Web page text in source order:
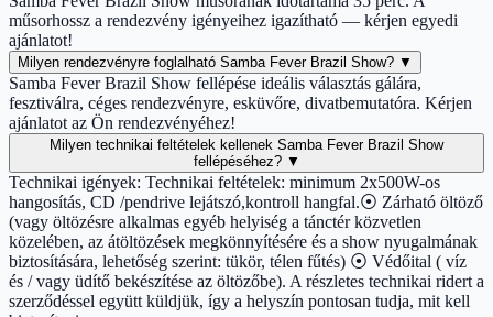
műsorhossz a rendezvény igényeihez igazítható — kérjen egyedi
ajánlatot!
Milyen rendezvényre foglalható Samba Fever Brazil Show? ▼
Samba Fever Brazil Show fellépése ideális választás gálára,
fesztiválra, céges rendezvényre, esküvőre, divatbemutatóra. Kérjen
ajánlatot az Ön rendezvényéhez!
Milyen technikai feltételek kellenek Samba Fever Brazil Show
fellépéséhez? ▼
Technikai igények: Technikai feltételek: minimum 2x500W-os
hangosítás, CD /pendrive lejátszó,kontroll hangfal.⦿ Zárható öltöző
(vagy öltözésre alkalmas egyéb helyiség a tánctér közvetlen
közelében, az átöltözések megkönnyítésére és a show nyugalmának
biztosítására, lehetőség szerint: tükör, télen fűtés) ⦿ Védőital ( víz
és / vagy üdítő bekészítése az öltözőbe). A részletes technikai ridert a
szerződéssel együtt küldjük, így a helyszín pontosan tudja, mit kell